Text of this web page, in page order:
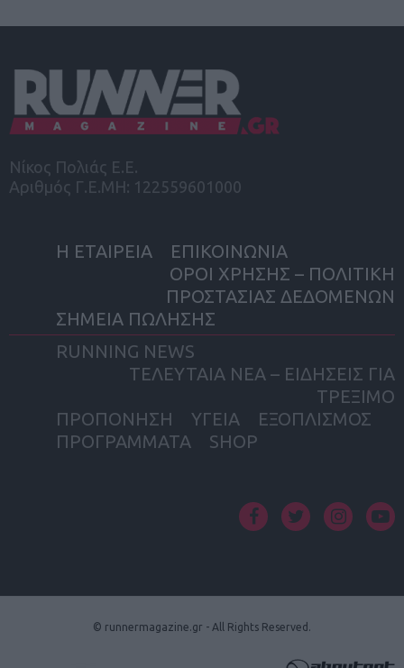
Νίκος Πολιάς Ε.Ε.
Αριθμός Γ.Ε.ΜΗ: 122559601000
Η ΕΤΑΙΡΕΙΑ
ΕΠΙΚΟΙΝΩΝΙΑ
ΟΡΟΙ ΧΡΗΣΗΣ – ΠΟΛΙΤΙΚΗ
ΠΡΟΣΤΑΣΙΑΣ ΔΕΔΟΜΕΝΩΝ
ΣΗΜΕΙΑ ΠΩΛΗΣΗΣ
RUNNING NEWS
ΤΕΛΕΥΤΑΙΑ ΝΕΑ – ΕΙΔΗΣΕΙΣ ΓΙΑ
ΤΡΕΞΙΜΟ
ΠΡΟΠΟΝΗΣΗ
ΥΓΕΙΑ
ΕΞΟΠΛΙΣΜΟΣ
ΠΡΟΓΡΑΜΜΑΤΑ
SHOP
© runnermagazine.gr - All Rights Reserved.